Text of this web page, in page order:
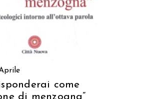
come
di menzogna”